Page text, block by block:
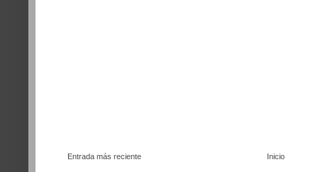
Entrada más reciente Inicio